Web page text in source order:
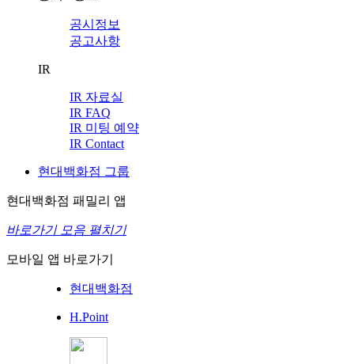
공시정보
공고사항
IR
IR 자료실
IR FAQ
IR 미팅 예약
IR Contact
현대백화점 그룹
현대백화점 패밀리 앱
바로가기 모음 펼치기
모바일 앱 바로가기
현대백화점
H.Point